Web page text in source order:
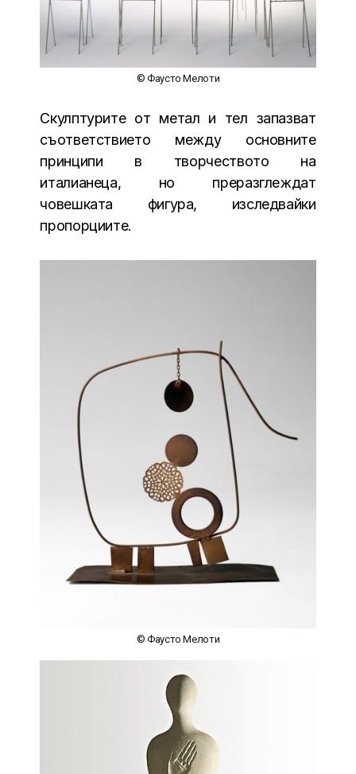
© Фаусто Мелоти
Скулптурите от метал и тел запазват
съответствието между основните
принципи в творчеството на
италианеца, но преразглеждат
човешката фигура, изследвайки
пропорциите.
© Фаусто Мелоти